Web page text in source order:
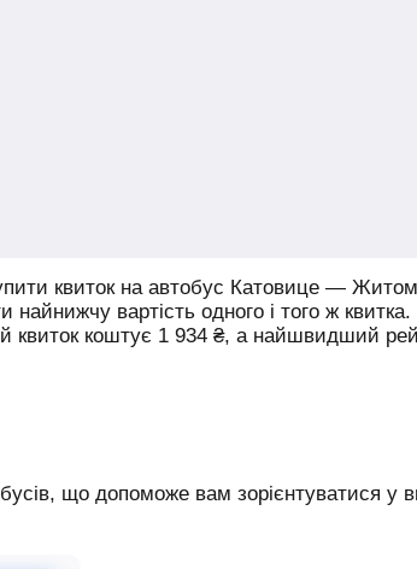
квиток на автобус Катовице —
найнижчу вартість одного і того ж
квиток коштує 1 934 ₴, а найшвидший